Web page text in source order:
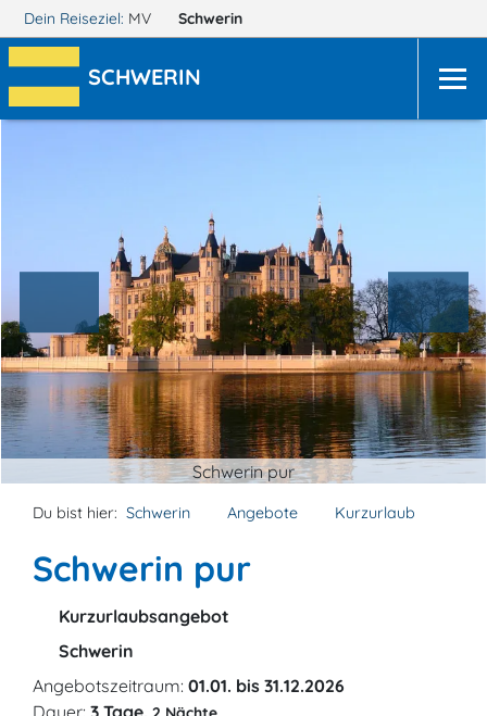
Dein Reiseziel: MV Schwerin
SCHWERIN
Schwerin pur
Du bist hier: Schwerin Angebote Kurzurlaub
Schwerin pur
Kurzurlaubsangebot
Schwerin
Angebotszeitraum: 01.01. bis 31.12.2026
Dauer: 3 Tage,